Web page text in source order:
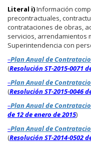
Literal i)Información
precontractuales,
contrataciones de obras,
servicios, arrendamientos
Superintendencia con
–Plan Anual de
(Resolución ST-2015-0071
–Plan Anual de
(Resolución ST-2015-0046
–Plan Anual de
de 12 de enero de 2015)
–Plan Anual de
(Resolución ST-2014-0502